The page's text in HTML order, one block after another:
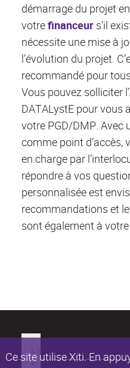
Ce site utilise Xiti. En
démarrage du projet
votrefinanceur s’il
nécessite une mise à
l’évolution du projet.
recommandé pour
Vous pouvez solliciter
DATALystE pour vous
votre PGD/DMP. Avec
comme point d’accès,
en charge par
répondre à vos
personnalisée est
recommandations et
sont également à